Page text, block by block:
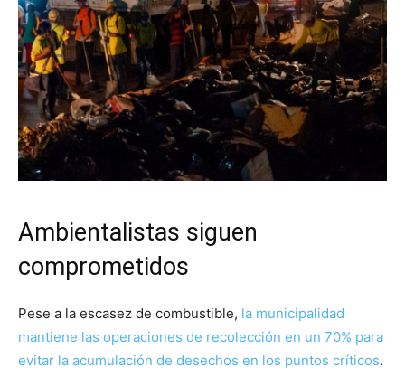
Ambientalistas siguen
comprometidos
Pese a la escasez de combustible, la municipalidad
mantiene las operaciones de recolección en un 70% para
evitar la acumulación de desechos en los puntos críticos.